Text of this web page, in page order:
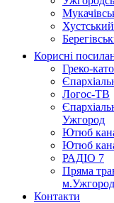
Хустський
Корисні
Греко-
Логос-ТВ
Ужгород
Ютюб
Ютюб
РАДІО 7
Пряма
м.Ужгород
Контакти